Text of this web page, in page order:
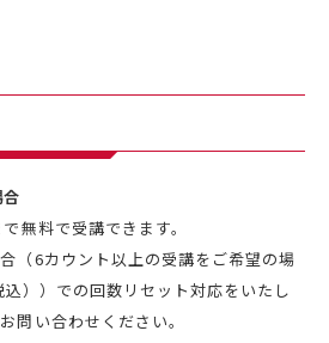
無料で受講できます。
（6カウント以上の受講をご希望の場
））での回数リセット対応をいたし
問い合わせください。